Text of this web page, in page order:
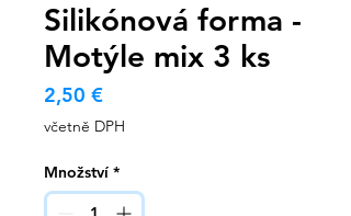
Silikónová forma -
Motýle mix 3 ks
2,50 €Cena
včetně DPH
Množství *